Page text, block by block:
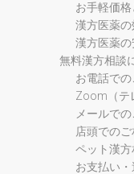
お手軽価
漢方医薬の
漢方医薬の
無料漢方相談
お電話での
Zoom（テ
メールで
店頭でのご
ペット漢方
お支払い